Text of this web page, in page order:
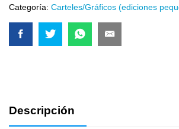
Categoría: Carteles/Gráficos (ediciones
Descripción